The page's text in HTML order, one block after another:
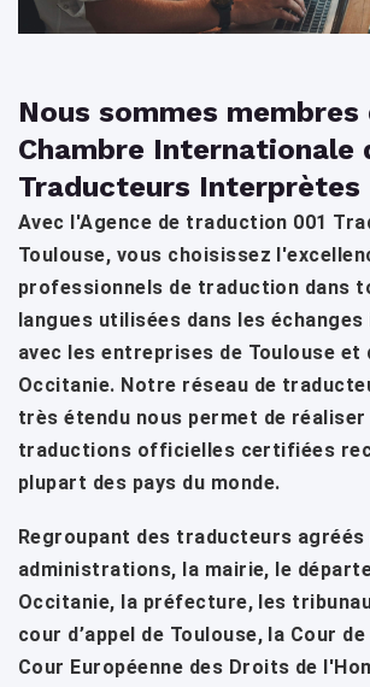
Nous sommes membres
Chambre Internationale
Traducteurs Interprètes
Avec l'Agence de traduction 001
Toulouse, vous choisissez
professionnels de traduction dans
langues utilisées dans les
avec les entreprises de Toulouse et
Occitanie. Notre réseau de
très étendu nous permet de réaliser
traductions officielles certifiées
plupart des pays du monde.
Regroupant des traducteurs agréés
administrations, la mairie, le
Occitanie, la préfecture, les
cour d’appel de Toulouse, la Cour
Cour Européenne des Droits de